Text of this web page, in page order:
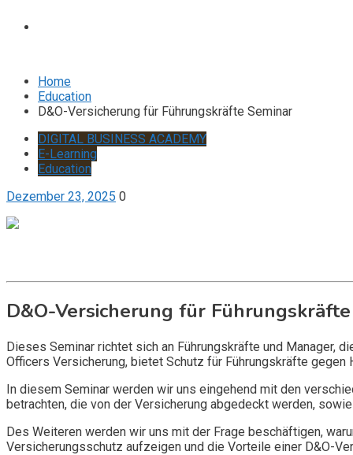
Home
Education
D&O-Versicherung für Führungskräfte Seminar
DIGITAL BUSINESS ACADEMY
E-Learning
Education
Dezember 23, 2025 0
D&O-Versicherung für
Dieses Seminar richtet sich an Führungskräfte und Manager,
Officers Versicherung, bietet Schutz für Führungskräfte
In diesem Seminar werden wir uns eingehend mit den
betrachten, die von der Versicherung abgedeckt werden,
Des Weiteren werden wir uns mit der Frage beschäftigen,
Versicherungsschutz aufzeigen und die Vorteile einer D&O-